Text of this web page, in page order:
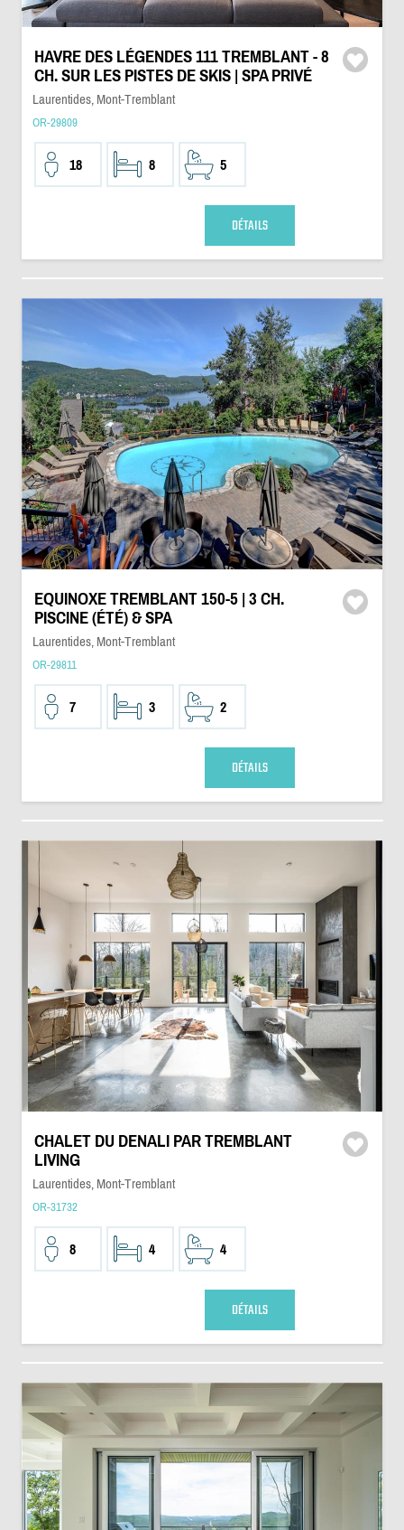
HAVRE DES LÉGENDES 111 TREMBLANT - 8
CH. SUR LES PISTES DE SKIS | SPA PRIVÉ
Laurentides, Mont-Tremblant
OR-29809
18 8 5
DÉTAILS
EQUINOXE TREMBLANT 150-5 | 3 CH.
PISCINE (ÉTÉ) & SPA
Laurentides, Mont-Tremblant
OR-29811
7 3 2
DÉTAILS
CHALET DU DENALI PAR TREMBLANT
LIVING
Laurentides, Mont-Tremblant
OR-31732
8 4 4
DÉTAILS